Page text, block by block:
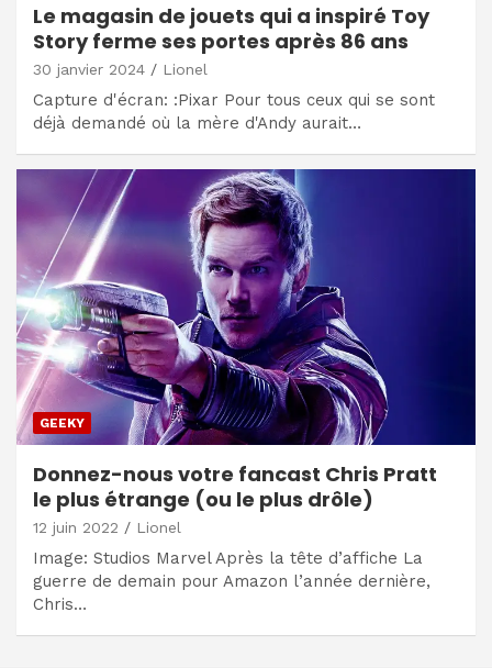
Le magasin de jouets qui a inspiré Toy
Story ferme ses portes après 86 ans
30 janvier 2024 Lionel
Capture d'écran: :Pixar Pour tous ceux qui se sont
déjà demandé où la mère d'Andy aurait…
GEEKY
Donnez-nous votre fancast Chris Pratt
le plus étrange (ou le plus drôle)
12 juin 2022 Lionel
Image: Studios Marvel Après la tête d’affiche La
guerre de demain pour Amazon l’année dernière,
Chris…